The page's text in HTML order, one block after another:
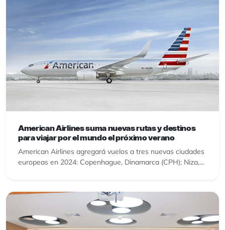
American Airlines suma nuevas rutas y destinos
para viajar por el mundo el próximo verano
American Airlines agregará vuelos a tres nuevas ciudades
europeas en 2024: Copenhague, Dinamarca (CPH); Niza,...